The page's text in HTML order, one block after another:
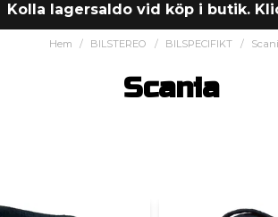
Kolla lagersaldo vid köp i butik.
Hem BILSTEREO BILSPECIFIKT
Scania